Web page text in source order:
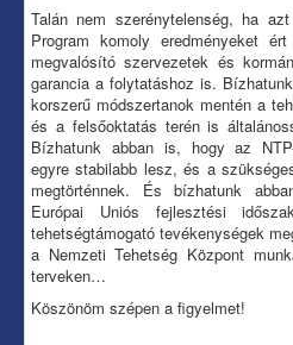
Talán nem szerénytelenség, ha
Program komoly eredményeket
megvalósító szervezetek és
garancia a folytatáshoz is.
korszerű módszertanok mentén a
és a felsőoktatás terén is
Bízhatunk abban is, hogy az
egyre stabilabb lesz, és a
megtörténnek. És bízhatunk
Európai Uniós fejlesztési
tehetségtámogató tevékenységek
a Nemzeti Tehetség Központ
terveken…
Köszönöm szépen a figyelmet!